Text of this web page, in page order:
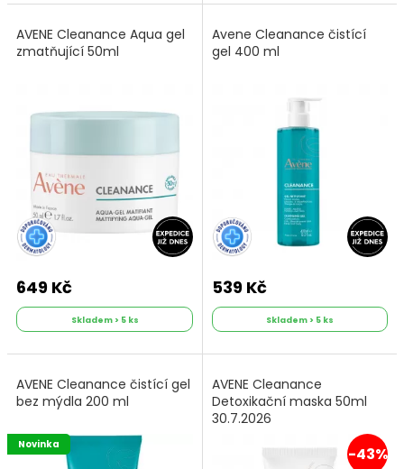
AVENE Cleanance Aqua gel
zmatňující 50ml
649 Kč
Skladem > 5 ks
Avene Cleanance čistící
gel 400 ml
539 Kč
Skladem > 5 ks
AVENE Cleanance čistící gel
bez mýdla 200 ml
Novinka
AVENE Cleanance
Detoxikační maska 50ml
30.7.2026
-43%